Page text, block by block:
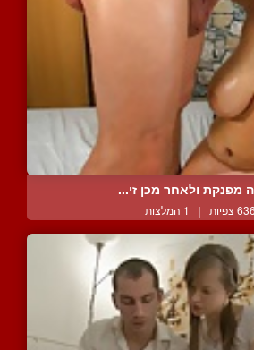
מפנקת ולאחר מכן זי...
צפיות | 1 המלצות